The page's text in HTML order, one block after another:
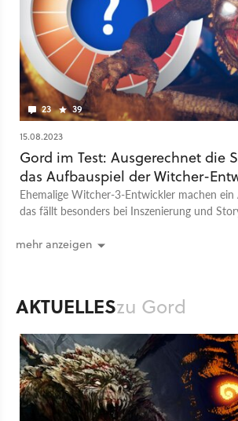
23 39
15.08.2023
Gord im Test: Ausgerechnet die
das Aufbauspiel der Witcher-
Ehemalige Witcher-3-Entwickler machen
das fällt besonders bei Inszenierung und
mehr anzeigen
AKTUELLESzu Gord